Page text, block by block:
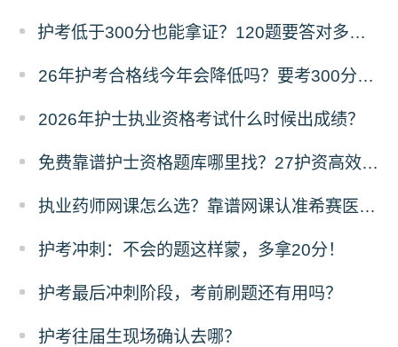
护考低于300分也能拿证？120题要答对多少才能过？
26年护考合格线今年会降低吗？要考300分难不难？
2026年护士执业资格考试什么时候出成绩？
免费靠谱护士资格题库哪里找？27护资高效备考指南
执业药师网课怎么选？靠谱网课认准希赛医卫题库！
护考冲刺：不会的题这样蒙，多拿20分！
护考最后冲刺阶段，考前刷题还有用吗？
​护考往届生现场确认去哪？